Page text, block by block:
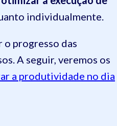
individualmente.
o progresso das
A seguir, veremos os
a produtividade no dia